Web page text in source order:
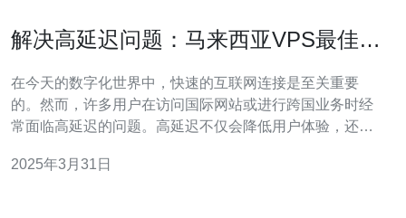
解决高延迟问题：马来西亚VPS最佳选
在今天的数字化世界中，快速的互联网连接是至关重要
的。然而，许多用户在访问国际网站或进行跨国业务时经
常面临高延迟的问题。高延迟不仅会降低用户体验，还会
有效方法至关重要。 虚拟专用服务器（VPS）是一种通过
2025年3月31日